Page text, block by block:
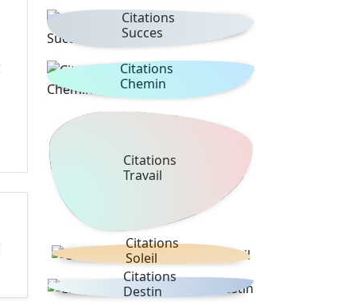
Citations
Succes
Citations
Chemin
Citations
Travail
Citations
Soleil
Citations
Destin